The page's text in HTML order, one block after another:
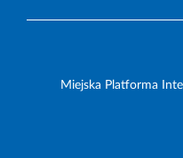
Miejska Platforma